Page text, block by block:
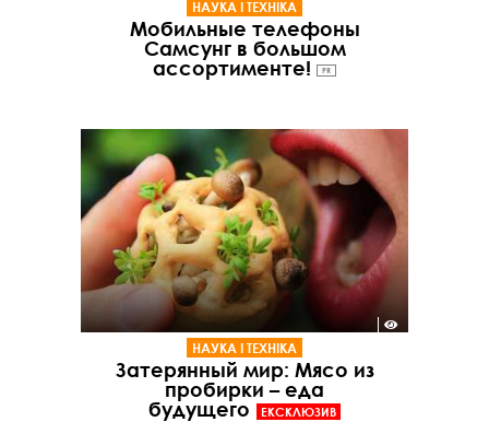
НАУКА І ТЕХНІКА
Мобильные телефоны
Самсунг в большом
ассортименте!
PR
НАУКА І ТЕХНІКА
Затерянный мир: Мясо из
пробирки – еда
будущего
ЕКСКЛЮЗИВ